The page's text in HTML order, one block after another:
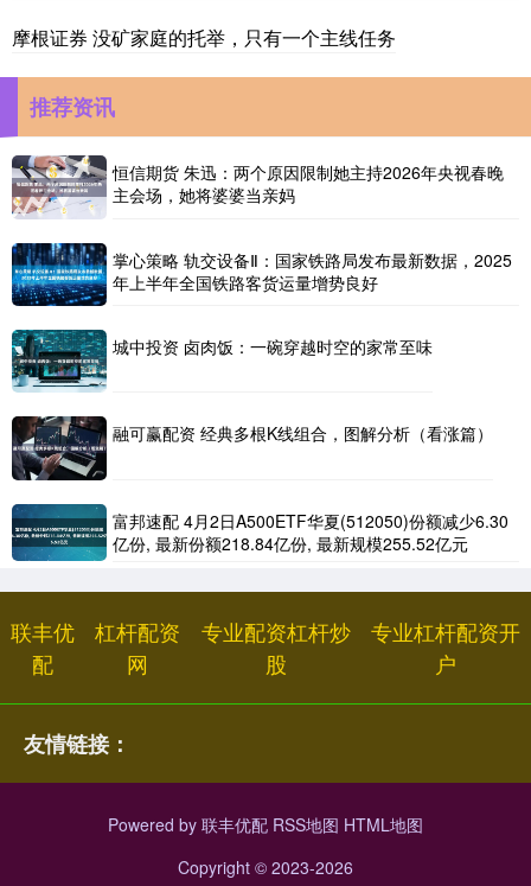
摩根证券 没矿家庭的托举，只有一个主线任务
推荐资讯
恒信期货 朱迅：两个原因限制她主持2026年央视春晚
主会场，她将婆婆当亲妈
掌心策略 轨交设备Ⅱ：国家铁路局发布最新数据，2025
年上半年全国铁路客货运量增势良好
城中投资 卤肉饭：一碗穿越时空的家常至味
融可赢配资 经典多根K线组合，图解分析（看涨篇）
富邦速配 4月2日A500ETF华夏(512050)份额减少6.30
亿份, 最新份额218.84亿份, 最新规模255.52亿元
联丰优
配
杠杆配资
网
专业配资杠杆炒
股
专业杠杆配资开
户
友情链接：
Powered by 联丰优配 RSS地图 HTML地图
Copyright © 2023-2026